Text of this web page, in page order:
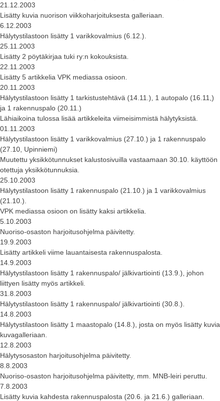
21.12.2003
Lisätty kuvia nuorison viikkoharjoituksesta galleriaan.
6.12.2003
Hälytystilastoon lisätty 1 varikkovalmius (6.12.).
25.11.2003
Lisätty 2 pöytäkirjaa tuki ry:n kokouksista.
22.11.2003
Lisätty 5 artikkelia VPK mediassa osioon.
20.11.2003
Hälytystilastoon lisätty 1 tarkistustehtävä (14.11.), 1 autopalo (16.11,)
ja 1 rakennuspalo (20.11.)
Lähiaikoina tulossa lisää artikkeleita viimeisimmistä hälytyksistä.
01.11.2003
Hälytystilastoon lisätty 1 varikkovalmius (27.10.) ja 1 rakennuspalo
(27.10, Upinniemi)
Muutettu yksikkötunnukset kalustosivuilla vastaamaan 30.10. käyttöön
otettuja yksikkötunnuksia.
25.10.2003
Hälytystilastoon lisätty 1 rakennuspalo (21.10.) ja 1 varikkovalmius
(21.10.).
VPK mediassa osioon on lisätty kaksi artikkelia.
5.10.2003
Nuoriso-osaston harjoitusohjelma päivitetty.
19.9.2003
Lisätty artikkeli viime lauantaisesta rakennuspalosta.
14.9.2003
Hälytystilastoon lisätty 1 rakennuspalo/ jälkivartiointi (13.9.), johon
liittyen lisätty myös artikkeli.
31.8.2003
Hälytystilastoon lisätty 1 rakennuspalo/ jälkivartiointi (30.8.).
14.8.2003
Hälytystilastoon lisätty 1 maastopalo (14.8.), josta on myös lisätty kuvia
kuvagalleriaan.
12.8.2003
Hälytysosaston harjoitusohjelma päivitetty.
8.8.2003
Nuoriso-osaston harjoitusohjelma päivitetty, mm. MNB-leiri peruttu.
7.8.2003
Lisätty kuvia kahdesta rakennuspalosta (20.6. ja 21.6.) galleriaan.